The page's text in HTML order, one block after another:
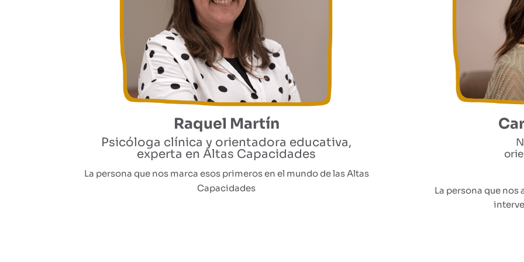
Raquel Martín
Psicóloga clínica y orientadora educativa,
experta en Altas Capacidades
La persona que nos marca esos primeros en el mundo de las Altas
Capacidades
La persona que